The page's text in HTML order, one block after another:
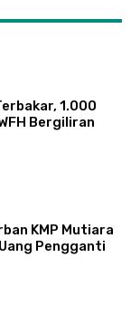
1.000
Bergiliran
KMP Mutiara
Pengganti